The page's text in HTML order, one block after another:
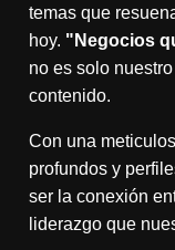
temas que
hoy. "Negocios
no es solo
contenido.
Con una
profundos y
ser la conexión
liderazgo que